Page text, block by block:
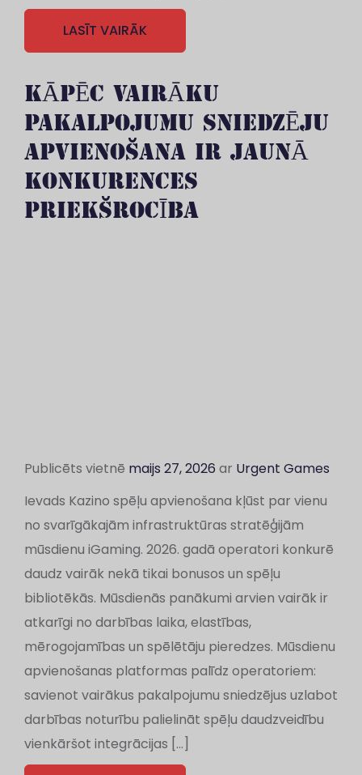
LASĪT VAIRĀK
KĀPĒC VAIRĀKU
PAKALPOJUMU SNIEDZĒJU
APVIENOŠANA IR JAUNĀ
KONKURENCES
PRIEKŠROCĪBA
Publicēts vietnē maijs 27, 2026 ar Urgent Games
Ievads Kazino spēļu apvienošana kļūst par vienu
no svarīgākajām infrastruktūras stratēģijām
mūsdienu iGaming. 2026. gadā operatori konkurē
daudz vairāk nekā tikai bonusos un spēļu
bibliotēkās. Mūsdienās panākumi arvien vairāk ir
atkarīgi no darbības laika, elastības,
mērogojamības un spēlētāju pieredzes. Mūsdienu
apvienošanas platformas palīdz operatoriem:
savienot vairākus pakalpojumu sniedzējus uzlabot
darbības noturību palielināt spēļu daudzveidību
vienkāršot integrācijas […]